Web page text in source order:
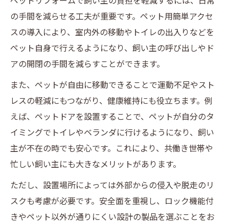
ペットリフォームで賃貸の間取りを有効活
用するコツ
引き戸や網戸にも合う設置方法まとめ
ペットリフォームで引き戸にも対応する設
網戸に合うペット用出入り口の取り付けア
イデア
簡単アクセスのペットリフォーム設置手順
を解説
工事不要で引き戸やサッシにも設置できる
方法
ペットリフォームで網戸を傷めずに設置す
るポイント
の手間を減らせる工夫が重要です。ペット用簡単アクセ
スの導入により、室内外の移動やトイレの出入りなどを
ペット自身で行えるようになり、飼い主の呼び出しやド
アの開閉の手間を減らすことができます。
また、ペットが自由に移動できることで運動不足やスト
レスの軽減にもつながり、健康維持にも役立ちます。例
えば、ペットドアを設置することで、ペットが自分のタ
イミングでトイレやベランダに行けるようになり、飼い
主が不在の時でも安心です。これにより、共働き世帯や
忙しい飼い主にも大きなメリットがあります。
ただし、設置場所によっては外部からの侵入や脱走のリ
スクも考慮が必要です。安全面を重視し、ロック機能付
きやペット以外が通りにくい設計の製品を選ぶことをお